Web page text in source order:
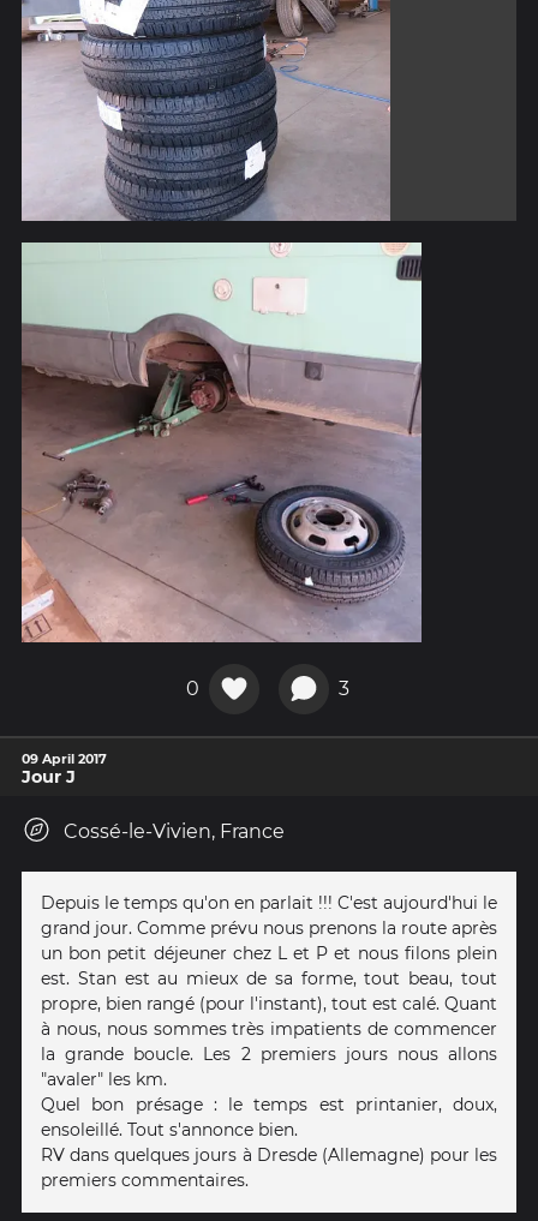
0 3
09 April 2017
Jour J
Cossé-le-Vivien, France
Depuis le temps qu'on en parlait !!! C'est aujourd'hui le
grand jour. Comme prévu nous prenons la route après
un bon petit déjeuner chez L et P et nous filons plein
est. Stan est au mieux de sa forme, tout beau, tout
propre, bien rangé (pour l'instant), tout est calé. Quant
à nous, nous sommes très impatients de commencer
la grande boucle. Les 2 premiers jours nous allons
"avaler" les km.
Quel bon présage : le temps est printanier, doux,
ensoleillé. Tout s'annonce bien.
RV dans quelques jours à Dresde (Allemagne) pour les
premiers commentaires.